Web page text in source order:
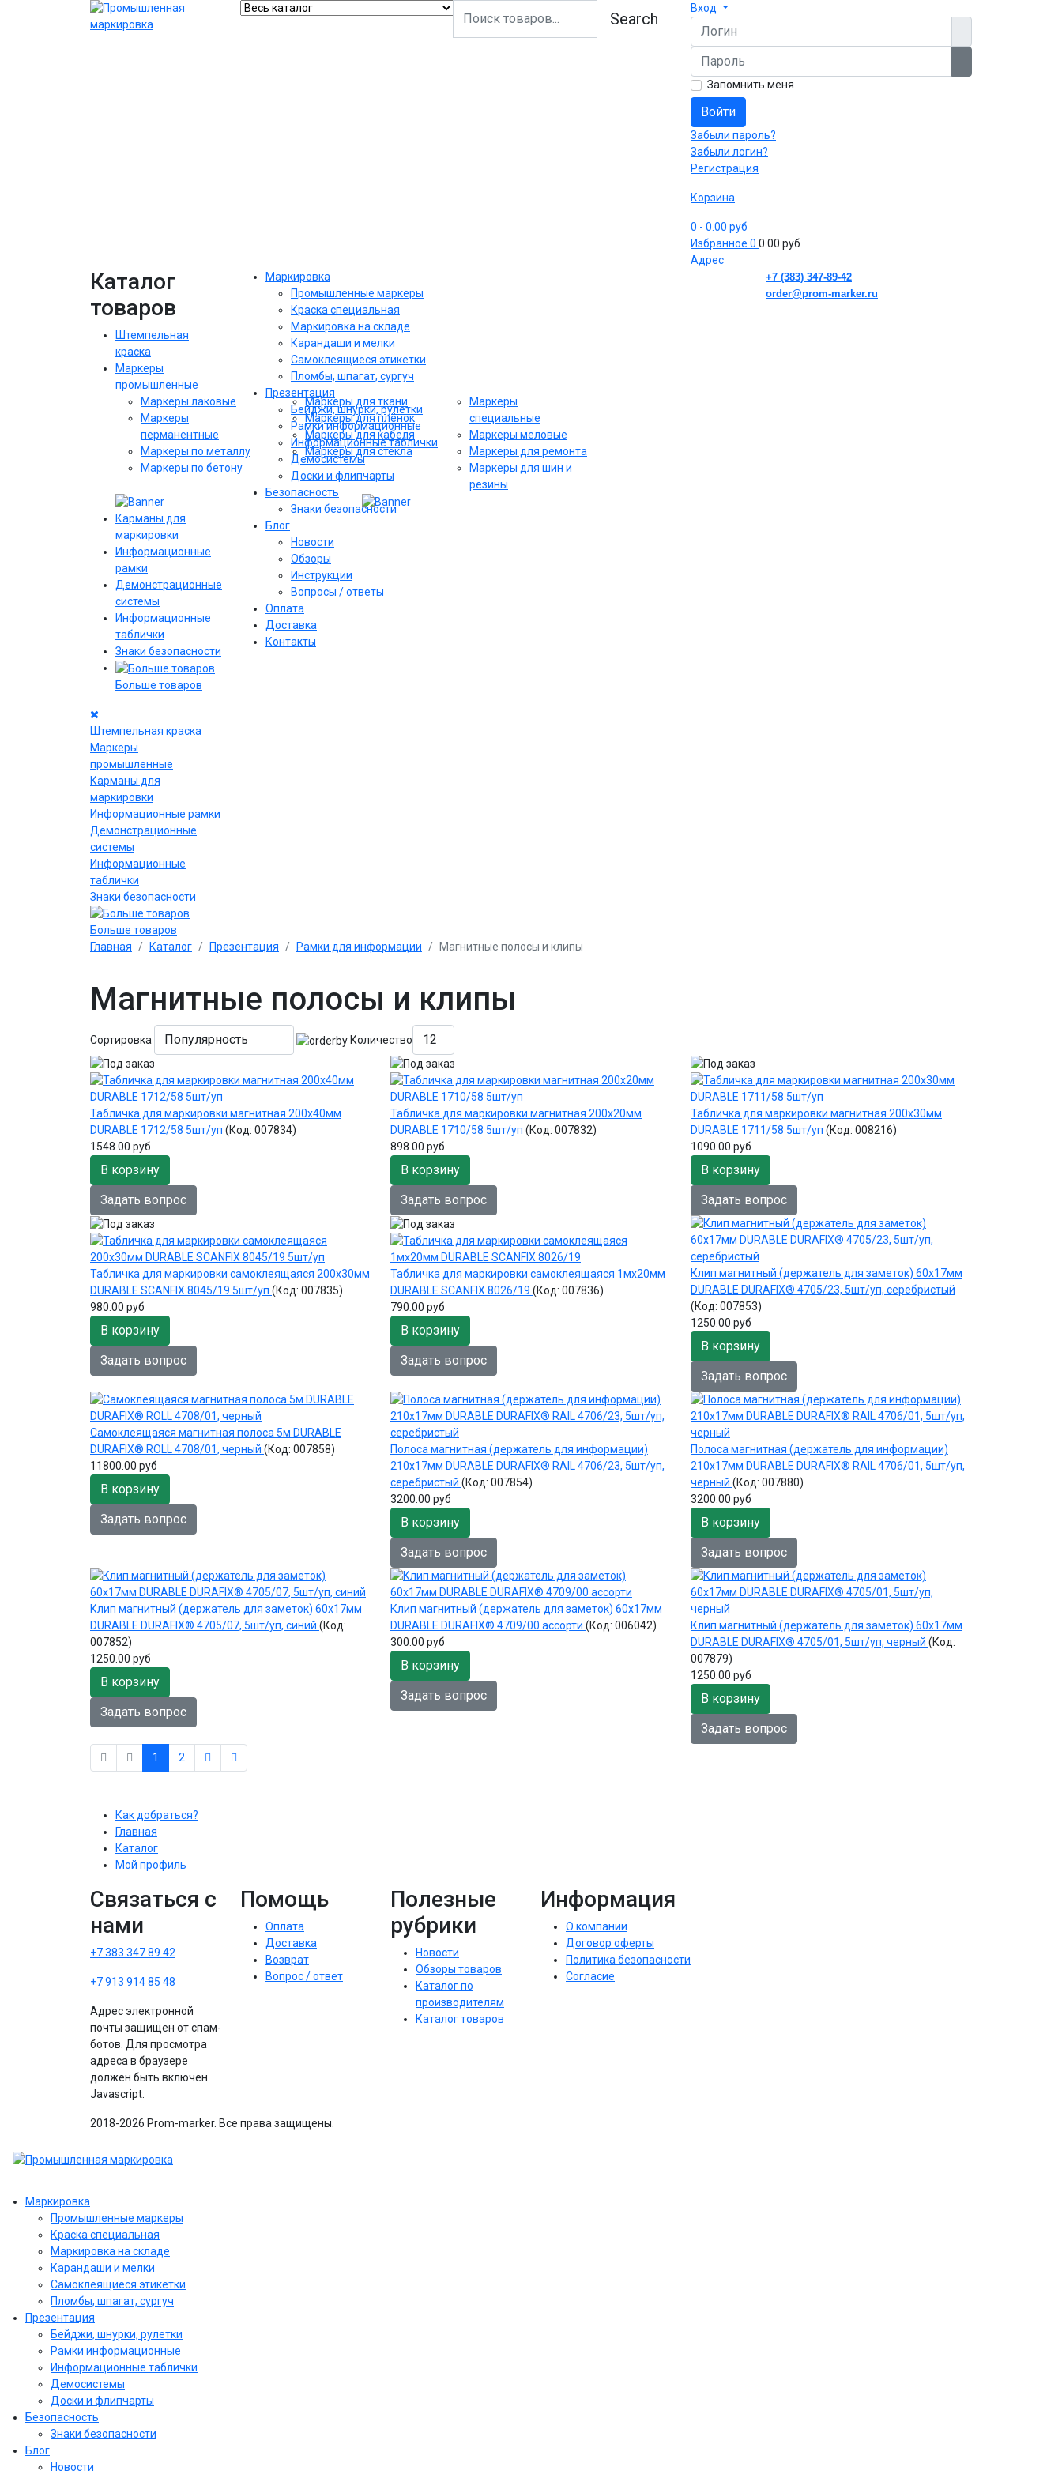
Search
Вход
Логин
Пароль
Запомнить меня
Войти
Забыли пароль?
Забыли логин?
Регистрация
Корзина
0 - 0.00 руб
Избранное 0 0.00 руб
Адрес
Каталог
товаров
Штемпельная
краска
Маркеры
промышленные
Маркеры лаковые
Маркеры
перманентные
Маркеры по металлу
Маркеры по бетону
Маркеры для ткани
Маркеры для плёнок
Маркеры для кабеля
Маркеры для стекла
Маркеры
специальные
Маркеры меловые
Маркеры для ремонта
Маркеры для шин и
резины
Карманы для
маркировки
Информационные
рамки
Демонстрационные
системы
Информационные
таблички
Знаки безопасности
Больше товаров
Штемпельная краска
Маркеры
промышленные
Карманы для
маркировки
Информационные рамки
Демонстрационные
системы
Информационные
таблички
Знаки безопасности
Больше товаров
Маркировка
Промышленные маркеры
Краска специальная
Маркировка на складе
Карандаши и мелки
Самоклеящиеся этикетки
Пломбы, шпагат, сургуч
Презентация
Бейджи, шнурки, рулетки
Рамки информационные
Информационные таблички
Демосистемы
Доски и флипчарты
Безопасность
Знаки безопасности
Блог
Новости
Обзоры
Инструкции
Вопросы / ответы
Оплата
Доставка
Контакты
+7 (383) 347-89-42
order@prom-marker.ru
Главная Каталог Презентация Рамки для информации Магнитные полосы и клипы
Магнитные полосы и клипы
Сортировка Количество
Табличка для маркировки магнитная 200х40мм
DURABLE 1712/58 5шт/уп (Код: 007834)
1548.00 руб
В корзину
Задать вопрос
Табличка для маркировки магнитная 200х20мм
DURABLE 1710/58 5шт/уп (Код: 007832)
898.00 руб
В корзину
Задать вопрос
Табличка для маркировки магнитная 200х30мм
DURABLE 1711/58 5шт/уп (Код: 008216)
1090.00 руб
В корзину
Задать вопрос
Табличка для маркировки самоклеящаяся 200х30мм
DURABLE SCANFIX 8045/19 5шт/уп (Код: 007835)
980.00 руб
В корзину
Задать вопрос
Табличка для маркировки самоклеящаяся 1мх20мм
DURABLE SCANFIX 8026/19 (Код: 007836)
790.00 руб
В корзину
Задать вопрос
Клип магнитный (держатель для заметок) 60х17мм
DURABLE DURAFIX® 4705/23, 5шт/уп, серебристый
(Код: 007853)
1250.00 руб
В корзину
Задать вопрос
Самоклеящаяся магнитная полоса 5м DURABLE
DURAFIX® ROLL 4708/01, черный (Код: 007858)
11800.00 руб
В корзину
Задать вопрос
Полоса магнитная (держатель для информации)
210х17мм DURABLE DURAFIX® RAIL 4706/23, 5шт/уп,
серебристый (Код: 007854)
3200.00 руб
В корзину
Задать вопрос
Полоса магнитная (держатель для информации)
210х17мм DURABLE DURAFIX® RAIL 4706/01, 5шт/уп,
черный (Код: 007880)
3200.00 руб
В корзину
Задать вопрос
Клип магнитный (держатель для заметок) 60х17мм
DURABLE DURAFIX® 4705/07, 5шт/уп, синий (Код:
007852)
1250.00 руб
В корзину
Задать вопрос
Клип магнитный (держатель для заметок) 60х17мм
DURABLE DURAFIX® 4709/00 ассорти (Код: 006042)
300.00 руб
В корзину
Задать вопрос
Клип магнитный (держатель для заметок) 60х17мм
DURABLE DURAFIX® 4705/01, 5шт/уп, черный (Код:
007879)
1250.00 руб
В корзину
Задать вопрос
1 2
Как добраться?
Главная
Каталог
Мой профиль
Связаться с
нами
+7 383 347 89 42
+7 913 914 85 48
Адрес электронной
почты защищен от спам-
ботов. Для просмотра
адреса в браузере
должен быть включен
Javascript.
Помощь
Оплата
Доставка
Возврат
Вопрос / ответ
Полезные
рубрики
Новости
Обзоры товаров
Каталог по
производителям
Каталог товаров
Информация
О компании
Договор оферты
Политика безопасности
Согласие
2018-2026 Prom-marker. Все права защищены.
Маркировка
Промышленные маркеры
Краска специальная
Маркировка на складе
Карандаши и мелки
Самоклеящиеся этикетки
Пломбы, шпагат, сургуч
Презентация
Бейджи, шнурки, рулетки
Рамки информационные
Информационные таблички
Демосистемы
Доски и флипчарты
Безопасность
Знаки безопасности
Блог
Новости